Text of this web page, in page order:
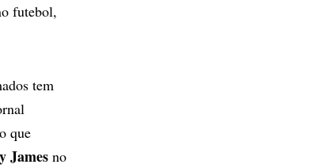
futebol,
tem
que
James no